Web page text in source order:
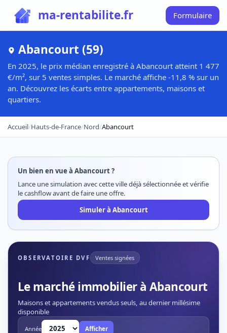
ma-rentabilite.fr Formulaire
Abancourt (59)
En 2025, le prix médian enregistré à Abancourt atteint 1 477
€/m², sur 5 ventes simples. Le marché affiche -11,8 % sur un
an. Découvrez les écarts entre appartements, maisons et
quartiers.
Accueil/Hauts-de-France/Nord/Abancourt
Un bien en vue à Abancourt ?
Lance une simulation avec cette ville déjà sélectionnée et vérifie
le cashflow avant de faire une offre.
Simuler à Abancourt
OBSERVATOIRE DVF Ventes signées
Le marché immobilier à Abancourt
Maisons et appartements vendus seuls, au dernier millésime
disponible
Année Afficher